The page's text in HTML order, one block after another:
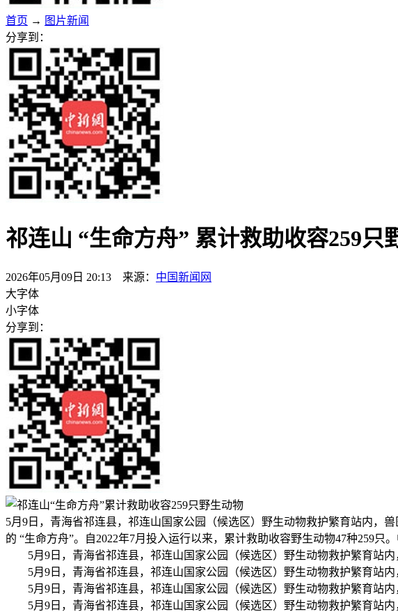
首页 → 图片新闻
分享到：
祁连山 “生命方舟” 累计救助收容259只
2026年05月09日 20:13 来源： 中国新闻网
大字体
小字体
分享到：
5月9日，青海省祁连县，祁连山国家公园（候选区）野生动物救护繁育站内，
的 “生命方舟”。自2022年7月投入运行以来，累计救助收容野生动物47种259只
5月9日，青海省祁连县，祁连山国家公园（候选区）野生动物救护繁育站内
5月9日，青海省祁连县，祁连山国家公园（候选区）野生动物救护繁育站
5月9日，青海省祁连县，祁连山国家公园（候选区）野生动物救护繁育站
5月9日，青海省祁连县，祁连山国家公园（候选区）野生动物救护繁育站